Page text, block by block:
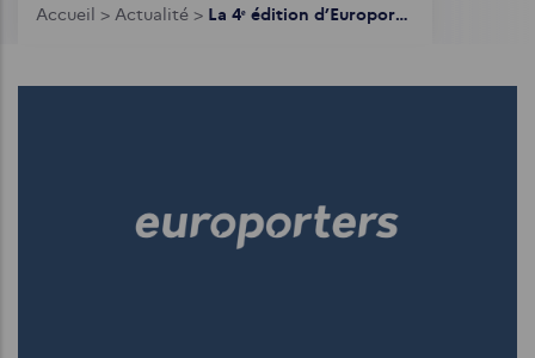
Fil
Accueil > Actualité > La 4ᵉ édition d’Europorters est lancée !